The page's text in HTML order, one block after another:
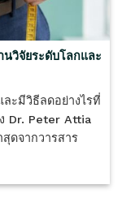
วิจัยระดับโลกและ
ะมีวิธีลดอย่างไรที่
Dr. Peter Attia
ดจากวารสาร